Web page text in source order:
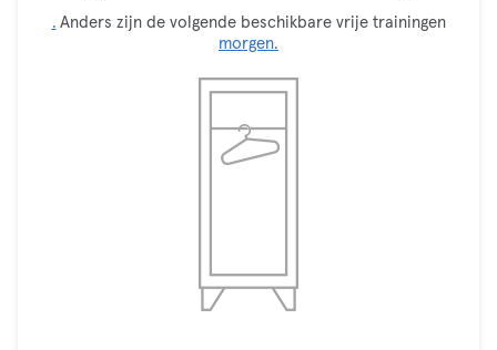
. Anders zijn de volgende beschikbare vrije trainingen
morgen.